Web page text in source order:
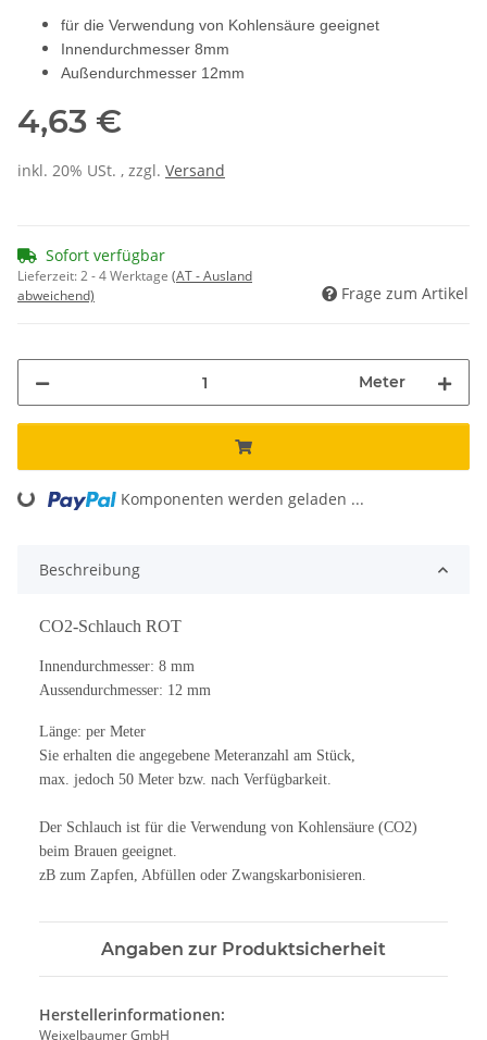
für die Verwendung von Kohlensäure geeignet
Innendurchmesser 8mm
Außendurchmesser 12mm
4,63 €
inkl. 20% USt. , zzgl. Versand
Sofort verfügbar
Lieferzeit:2 - 4 Werktage (AT - Ausland
abweichend)
Frage zum Artikel
Meter
Loading... Komponenten werden geladen ...
Beschreibung
CO2-Schlauch ROT
Innendurchmesser: 8 mm
Aussendurchmesser: 12 mm
Länge: per Meter
Sie erhalten die angegebene Meteranzahl am Stück,
max. jedoch 50 Meter bzw. nach Verfügbarkeit.
Der Schlauch ist für die Verwendung von Kohlensäure (CO2)
beim Brauen geeignet.
zB zum Zapfen, Abfüllen oder Zwangskarbonisieren.
Angaben zur Produktsicherheit
Herstellerinformationen:
Weixelbaumer GmbH